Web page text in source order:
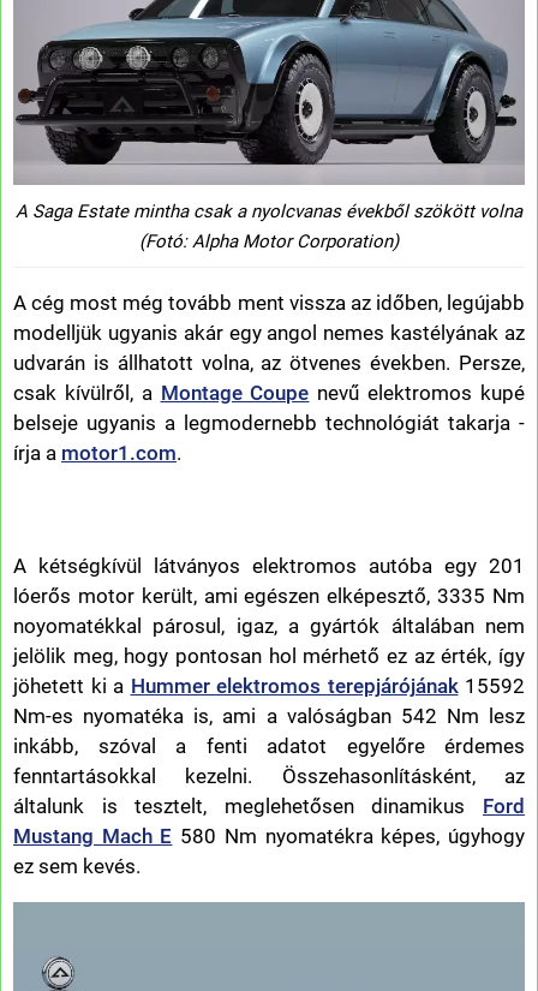
A Saga Estate mintha csak a nyolcvanas évekből szökött volna
(Fotó: Alpha Motor Corporation)
A cég most még tovább ment vissza az időben, legújabb
modelljük ugyanis akár egy angol nemes kastélyának az
udvarán is állhatott volna, az ötvenes években. Persze,
csak kívülről, a Montage Coupe nevű elektromos kupé
belseje ugyanis a legmodernebb technológiát takarja -
írja a motor1.com.
A kétségkívül látványos elektromos autóba egy 201
lóerős motor került, ami egészen elképesztő, 3335 Nm
noyomatékkal párosul, igaz, a gyártók általában nem
jelölik meg, hogy pontosan hol mérhető ez az érték, így
jöhetett ki a Hummer elektromos terepjárójának15592
Nm-es nyomatéka is, ami a valóságban 542 Nm lesz
inkább, szóval a fenti adatot egyelőre érdemes
fenntartásokkal kezelni. Összehasonlításként, az
általunk is tesztelt, meglehetősen dinamikus Ford
Mustang Mach E 580 Nm nyomatékra képes, úgyhogy
ez sem kevés.